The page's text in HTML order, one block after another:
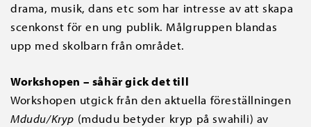
drama, musik, dans etc som har intresse av att skapa
scenkonst för en ung publik. Målgruppen blandas
upp med skolbarn från området.
Workshopen – såhär gick det till
Workshopen utgick från den aktuella föreställningen
Mdudu/Kryp (mdudu betyder kryp på swahili) av